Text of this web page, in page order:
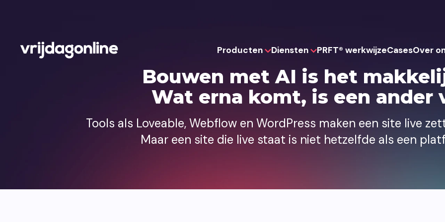
Producten
Websites
Websites die je team zelf kan
Webshops
Diensten
Strategie
Drie slimme Think-pakketten voor
PRFT® werkwijzeCasesOver
Bouwen met AI is het
Wat erna komt, is een ander
Tools als Loveable, Webflow en WordPress maken een site live
Maar een site die live staat is niet hetzelfde als een